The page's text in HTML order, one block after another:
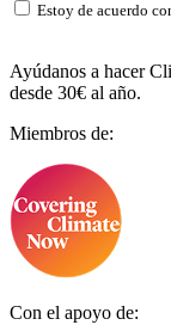
Estoy de acuerdo
Ayúdanos a hacer
desde 30€ al año.
Miembros de:
Con el apoyo de: